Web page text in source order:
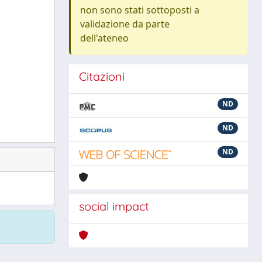
non sono stati sottoposti a
validazione da parte
dell'ateneo
Citazioni
ND
ND
ND
social impact